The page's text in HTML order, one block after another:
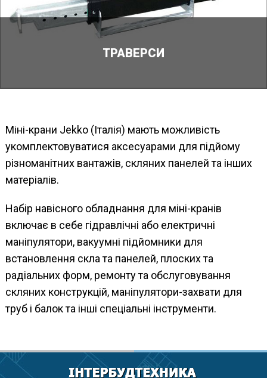
ТРАВЕРСИ
Міні-крани Jekko (Італія) мають можливість
укомплектовуватися аксесуарами для підйому
різноманітних вантажів, скляних панелей та інших
матеріалів.
Набір навісного обладнання для міні-кранів
включає в себе гідравлічні або електричні
маніпулятори, вакуумні підйомники для
встановлення скла та панелей, плоских та
радіальних форм, ремонту та обслуговування
скляних конструкцій, маніпулятори-захвати для
труб і балок та інші спеціальні інструменти.